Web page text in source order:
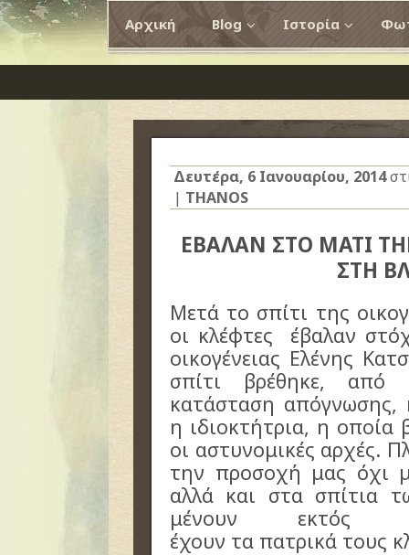
Αρχική Blog Ιστορία
Δευτέρα, 6 Ιανουαρίου, 2014
| THANOS
ΕΒΑΛΑΝ ΣΤΟ ΜΑΤΙ
ΣΤΗ
Μετά το σπίτι της
οι κλέφτες έβαλαν
οικογένειας Ελένης
σπίτι βρέθηκε, από
κατάσταση απόγνωσης,
η ιδιοκτήτρια, η οποία
οι αστυνομικές αρχές.
την προσοχή μας όχι
αλλά και στα σπίτια
μένουν εκτός
έχουν τα πατρικά τους